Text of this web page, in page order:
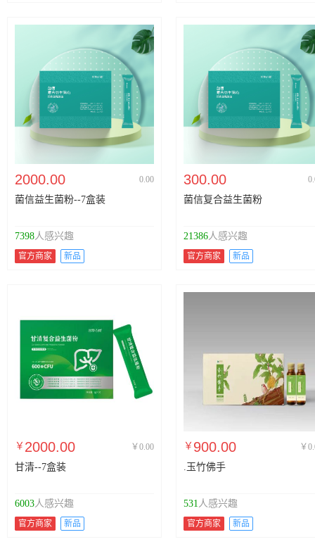
2000.00 0.00
菌信益生菌粉--7盒装
7398人感兴趣
官方商家 新品
300.00
菌信复合益生菌粉
21386人感兴趣
官方商家 新品
￥ 2000.00 ￥0.00
甘清--7盒装
6003人感兴趣
官方商家 新品
￥ 900.00 ￥
.玉竹佛手
531人感兴趣
官方商家 新品